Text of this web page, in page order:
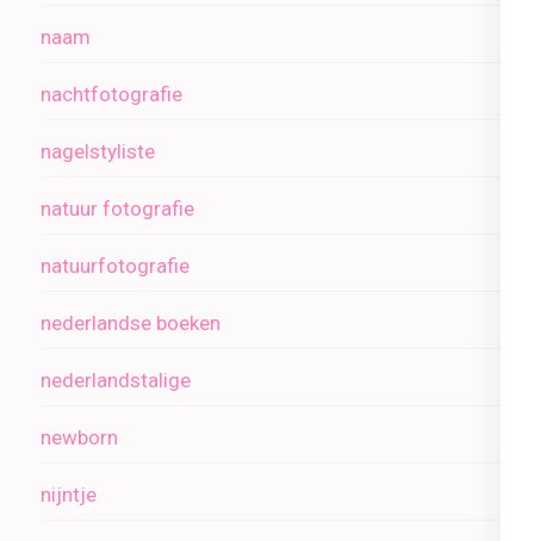
naam
nachtfotografie
nagelstyliste
natuur fotografie
natuurfotografie
nederlandse boeken
nederlandstalige
newborn
nijntje